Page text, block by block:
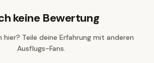
keine Bewertung
hier? Teile deine Erfahrung mit anderen
Ausflugs-Fans.